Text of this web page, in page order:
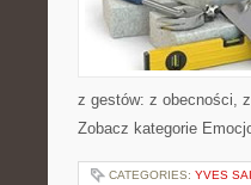
z gestów: z obecności,
Zobacz kategorie
CATEGORIES: YVES